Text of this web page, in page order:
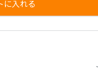
に入れる